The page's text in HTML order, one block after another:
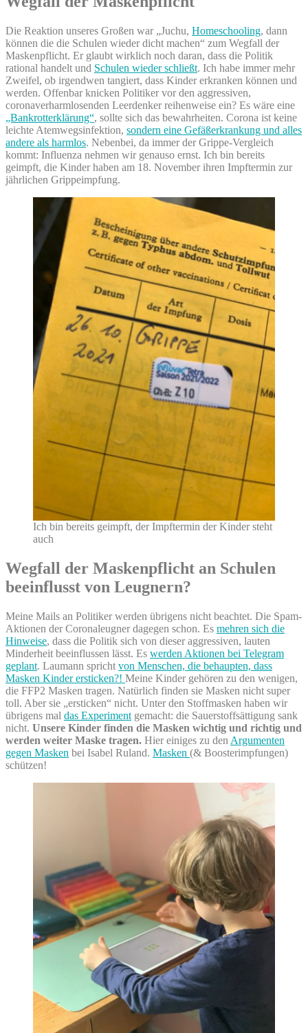
Die Reaktion unseres Großen war „Juchu, Homeschooling, dann
können die die Schulen wieder dicht machen“ zum Wegfall der
Maskenpflicht. Er glaubt wirklich noch daran, dass die Politik
rational handelt und Schulen wieder schließt. Ich habe immer mehr
Zweifel, ob irgendwen tangiert, dass Kinder erkranken können und
werden. Offenbar knicken Politiker vor den aggressiven,
coronaverharmlosenden Leerdenker reihenweise ein? Es wäre eine
„Bankrotterklärung“, sollte sich das bewahrheiten. Corona ist keine
leichte Atemwegsinfektion, sondern eine Gefäßerkrankung und alles
andere als harmlos. Nebenbei, da immer der Grippe-Vergleich
kommt: Influenza nehmen wir genauso ernst. Ich bin bereits
geimpft, die Kinder haben am 18. November ihren Impftermin zur
jährlichen Grippeimpfung.
Ich bin bereits geimpft, der Impftermin der Kinder steht
auch
Wegfall der Maskenpflicht an Schulen
beeinflusst von Leugnern?
Meine Mails an Politiker werden übrigens nicht beachtet. Die Spam-
Aktionen der Coronaleugner dagegen schon. Es mehren sich die
Hinweise, dass die Politik sich von dieser aggressiven, lauten
Minderheit beeinflussen lässt. Es werden Aktionen bei Telegram
geplant. Laumann spricht von Menschen, die behaupten, dass
Masken Kinder ersticken?! Meine Kinder gehören zu den wenigen,
die FFP2 Masken tragen. Natürlich finden sie Masken nicht super
toll. Aber sie „ersticken“ nicht. Unter den Stoffmasken haben wir
übrigens mal das Experiment gemacht: die Sauerstoffsättigung sank
nicht. Unsere Kinder finden die Masken wichtig und richtig und
werden weiter Maske tragen. Hier einiges zu den Argumenten
gegen Masken bei Isabel Ruland. Masken (& Boosterimpfungen)
schützen!